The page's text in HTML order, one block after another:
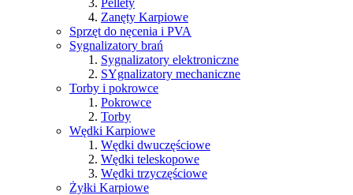
Zanęty Karpiowe
Sprzęt do nęcenia i PVA
Sygnalizatory brań
Sygnalizatory elektroniczne
SYgnalizatory mechaniczne
Torby i pokrowce
Pokrowce
Torby
Wędki Karpiowe
Wędki dwuczęściowe
Wędki teleskopowe
Wędki trzyczęściowe
Żyłki Karpiowe